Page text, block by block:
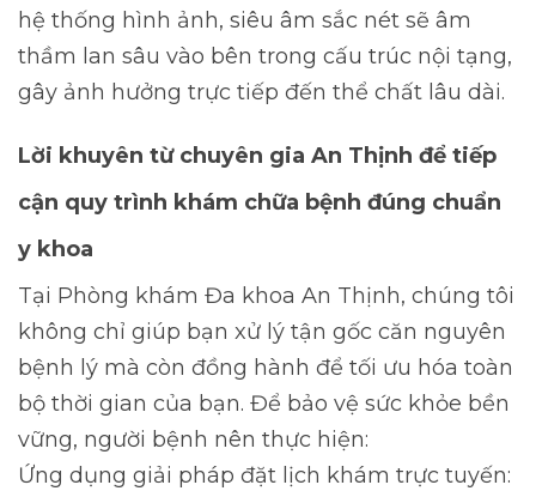
hệ thống hình ảnh, siêu âm sắc nét sẽ âm
thầm lan sâu vào bên trong cấu trúc nội tạng,
gây ảnh hưởng trực tiếp đến thể chất lâu dài.
Lời khuyên từ chuyên gia An Thịnh để tiếp
cận quy trình khám chữa bệnh đúng chuẩn
y khoa
Tại Phòng khám Đa khoa An Thịnh, chúng tôi
không chỉ giúp bạn xử lý tận gốc căn nguyên
bệnh lý mà còn đồng hành để tối ưu hóa toàn
bộ thời gian của bạn. Để bảo vệ sức khỏe bền
vững, người bệnh nên thực hiện:
Ứng dụng giải pháp đặt lịch khám trực tuyến: